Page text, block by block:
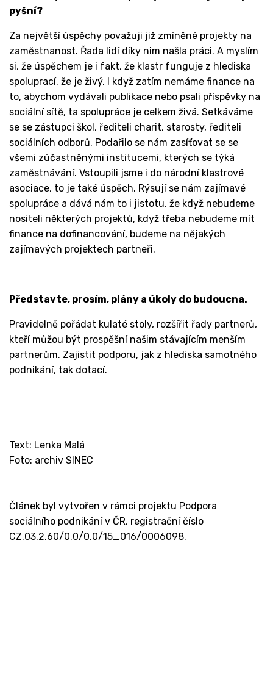
pyšní?
Za největší úspěchy považuji již zmíněné projekty na
zaměstnanost. Řada lidí díky nim našla práci. A myslím
si, že úspěchem je i fakt, že klastr funguje z hlediska
spoluprací, že je živý. I když zatím nemáme finance na
to, abychom vydávali publikace nebo psali příspěvky na
sociální sítě, ta spolupráce je celkem živá. Setkáváme
se se zástupci škol, řediteli charit, starosty, řediteli
sociálních odborů. Podařilo se nám zasíťovat se se
všemi zúčastněnými institucemi, kterých se týká
zaměstnávání. Vstoupili jsme i do národní klastrové
asociace, to je také úspěch. Rýsují se nám zajímavé
spolupráce a dává nám to i jistotu, že když nebudeme
nositeli některých projektů, když třeba nebudeme mít
finance na dofinancování, budeme na nějakých
zajímavých projektech partneři.
Představte, prosím, plány a úkoly do budoucna.
Pravidelně pořádat kulaté stoly, rozšířit řady partnerů,
kteří můžou být prospěšní našim stávajícím menším
partnerům. Zajistit podporu, jak z hlediska samotného
podnikání, tak dotací.
Text: Lenka Malá
Foto: archiv SINEC
Článek byl vytvořen v rámci projektu Podpora
sociálního podnikání v ČR, registrační číslo
CZ.03.2.60/0.0/0.0/15_016/0006098.